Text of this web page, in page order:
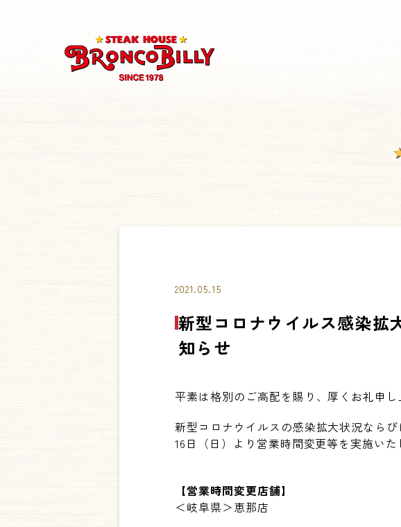
2021.05.15
新型コロナウイルス感染拡
知らせ
平素は格別のご高配を賜り、厚くお礼申し
新型コロナウイルスの感染拡大状況なら
16日（日）より 営業時間変更等を実施いた
【営業時間変更店舗】
＜岐阜県＞恵那店